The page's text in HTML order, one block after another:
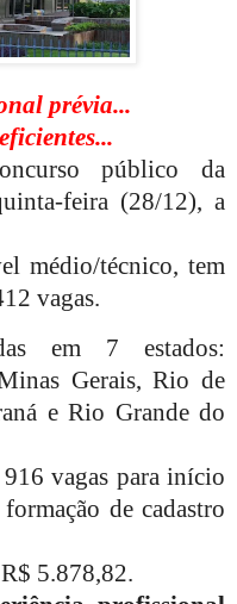
prévia...
público da
feira (28/12), a
médio/técnico, tem
vagas.
em 7 estados:
Gerais, Rio de
e Rio Grande do
vagas para início
de cadastro
5.878,82.